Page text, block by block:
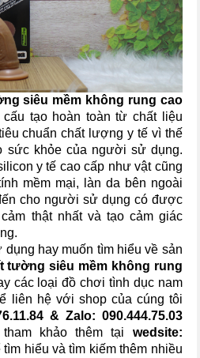
siêu mềm không rung cao
tạo hoàn toàn từ chất liệu
chuẩn chất lượng y tế vì thế
sức khỏe của người sử dụng.
y tế cao cấp như vật cũng
mềm mại, làn da bên ngoài
cho người sử dụng có được
thật nhất và tạo cảm giác
hay muốn tìm hiểu về sản
tường siêu mềm không rung
các loại đồ chơi tình dục nam
liên hệ với shop của cúng tôi
& Zalo: 090.444.75.03
khảo thêm tại wedsite:
tìm hiểu và tìm kiếm thêm nhiều